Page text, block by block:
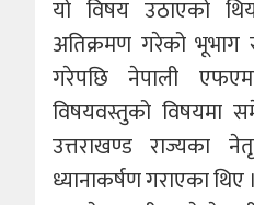
यो विषय उठाएको
अतिक्रमण गरेको भूभाग
गरेपछि नेपाली
विषयवस्तुको विषयमा
उत्तराखण्ड राज्यका
ध्यानाकर्षण गराएका थिए ।